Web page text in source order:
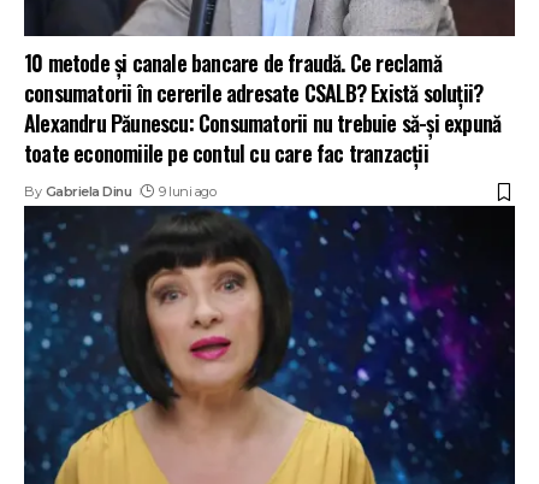
10 metode și canale bancare de fraudă. Ce reclamă
consumatorii în cererile adresate CSALB? Există soluții?
Alexandru Păunescu: Consumatorii nu trebuie să-și expună
toate economiile pe contul cu care fac tranzacții
By Gabriela Dinu 9 luni ago